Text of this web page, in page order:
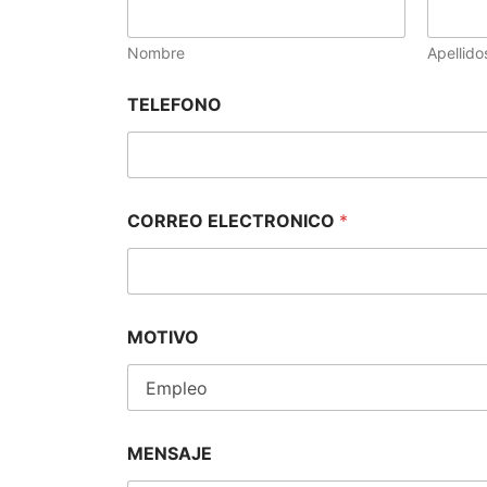
Nombre
TELEFONO
CORREO ELECTRONICO *
MOTIVO
MENSAJE